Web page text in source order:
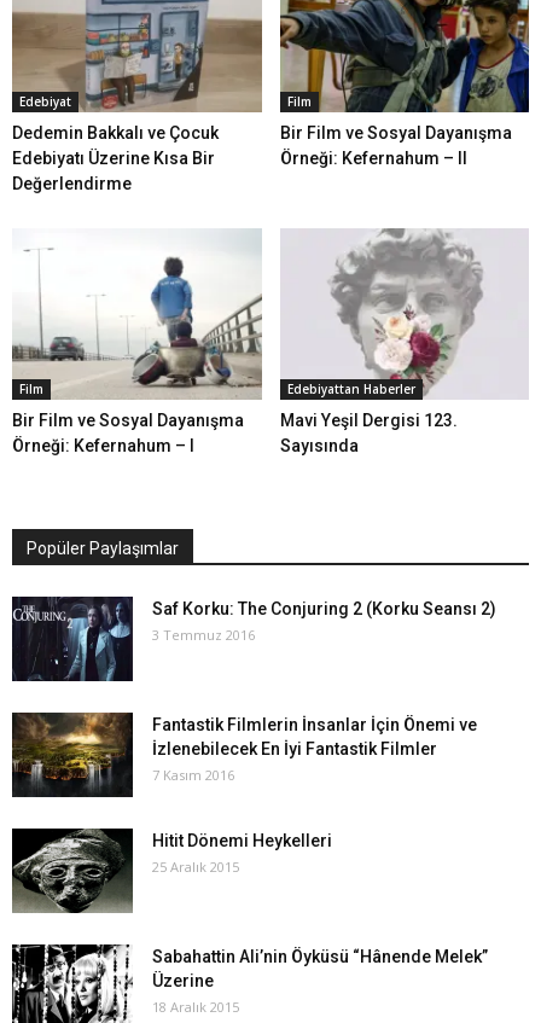
Edebiyat
Dedemin Bakkalı ve Çocuk
Edebiyatı Üzerine Kısa Bir
Değerlendirme
Film
Bir Film ve Sosyal Dayanışma
Örneği: Kefernahum – II
Film
Bir Film ve Sosyal Dayanışma
Örneği: Kefernahum – I
Edebiyattan Haberler
Mavi Yeşil Dergisi 123.
Sayısında
Popüler Paylaşımlar
Saf Korku: The Conjuring 2 (Korku Seansı 2)
3 Temmuz 2016
Fantastik Filmlerin İnsanlar İçin Önemi ve
İzlenebilecek En İyi Fantastik Filmler
7 Kasım 2016
Hitit Dönemi Heykelleri
25 Aralık 2015
Sabahattin Ali’nin Öyküsü “Hânende Melek”
Üzerine
18 Aralık 2015